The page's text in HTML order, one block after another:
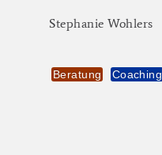
Stephanie Wohlers
Beratung Coaching